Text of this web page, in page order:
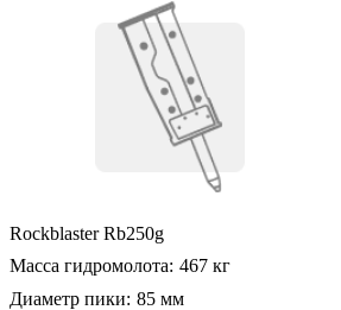
Rockblaster Rb250g
Масса гидромолота: 467 кг
Диаметр пики: 85 мм